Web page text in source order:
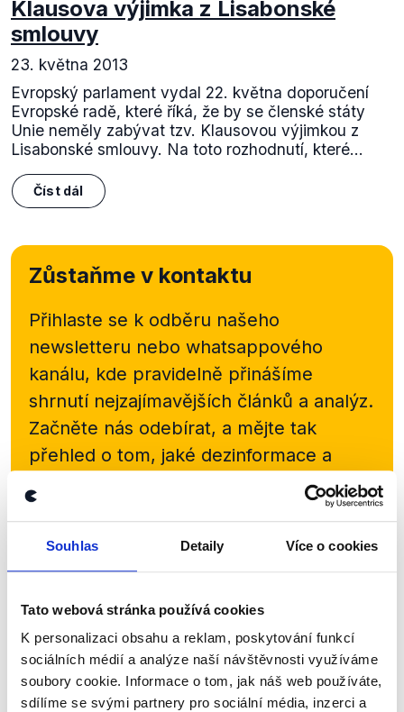
Souhlas Detaily Více o cookies
Tato webová stránka používá cookies
K personalizaci obsahu a reklam, poskytování funkcí
sociálních médií a analýze naší návštěvnosti využíváme
soubory cookie. Informace o tom, jak náš web používáte,
sdílíme se svými partnery pro sociální média, inzerci a
Klausova výjimka z Lisabonské
smlouvy
23. května 2013
Evropský parlament vydal 22. května doporučení
Evropské radě, které říká, že by se členské státy
Unie neměly zabývat tzv. Klausovou výjimkou z
Lisabonské smlouvy. Na toto rozhodnutí, které...
Číst dál
Zůstaňme v kontaktu
Přihlaste se k odběru našeho
newsletteru nebo whatsappového
kanálu, kde pravidelně přinášíme
shrnutí nejzajímavějších článků a analýz.
Začněte nás odebírat, a mějte tak
přehled o tom, jaké dezinformace a
nepravdy se zrovna v Česku šíří.
Sociální sítě
Nenechte si ujít nejnovější události
z Demagog.cz. Sdílením našich